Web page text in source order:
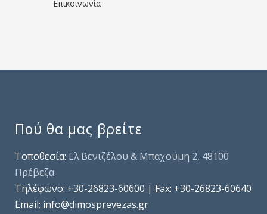
Επικοινωνία
Πού θα μας βρείτε
Τοποθεσία: Ελ.Βενιζέλου & Μπαχούμη 2, 48100
Πρέβεζα
Τηλέφωνo: +30-26823-60600 | Fax: +30-26823-60640
Email: info@dimosprevezas.gr